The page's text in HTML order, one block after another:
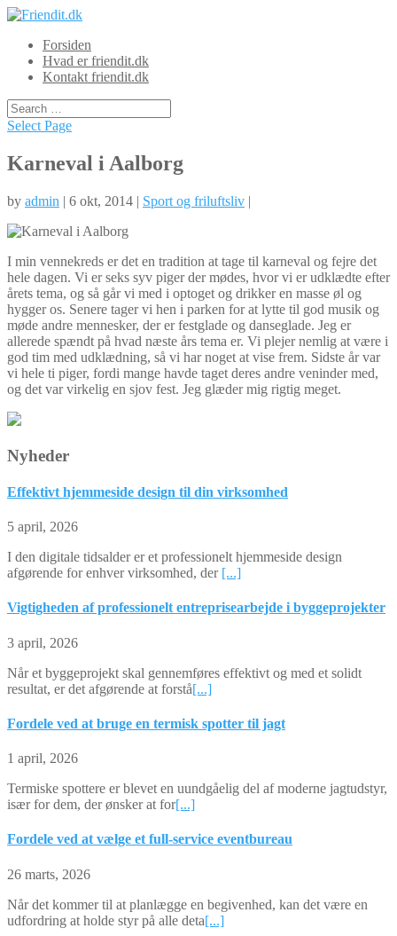
Forsiden
Hvad er friendit.dk
Kontakt friendit.dk
Select Page
Karneval i Aalborg
by admin | 6 okt, 2014 | Sport og friluftsliv |
I min vennekreds er det en tradition at tage til karneval og fejre det
hele dagen. Vi er seks syv piger der mødes, hvor vi er udklædte efter
årets tema, og så går vi med i optoget og drikker en masse øl og
hygger os. Senere tager vi hen i parken for at lytte til god musik og
møde andre mennesker, der er festglade og danseglade. Jeg er
allerede spændt på hvad næste års tema er. Vi plejer nemlig at være i
god tim med udklædning, så vi har noget at vise frem. Sidste år var
vi hele ti piger, fordi mange havde taget deres andre veninder med,
og det var virkelig en sjov fest. Jeg glæder mig rigtig meget.
Nyheder
Effektivt hjemmeside design til din virksomhed
5 april, 2026
I den digitale tidsalder er et professionelt hjemmeside design
afgørende for enhver virksomhed, der [...]
Vigtigheden af professionelt entreprisearbejde i byggeprojekter
3 april, 2026
Når et byggeprojekt skal gennemføres effektivt og med et solidt
resultat, er det afgørende at forstå[...]
Fordele ved at bruge en termisk spotter til jagt
1 april, 2026
Termiske spottere er blevet en uundgåelig del af moderne jagtudstyr,
især for dem, der ønsker at for[...]
Fordele ved at vælge et full-service eventbureau
26 marts, 2026
Når det kommer til at planlægge en begivenhed, kan det være en
udfordring at holde styr på alle deta[...]